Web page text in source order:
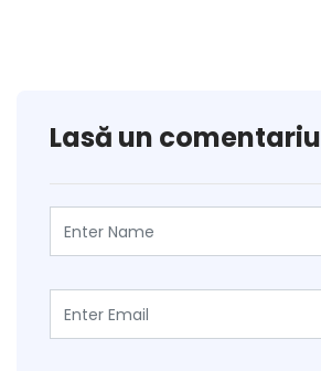
Lasă un comentariu